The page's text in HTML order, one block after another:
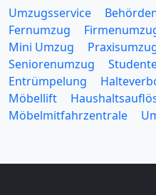
Umzugsservice
Fernumzug
Mini Umzug
Seniorenumzug
Entrümpelung
Möbellift
Möbelmitfahrzentrale